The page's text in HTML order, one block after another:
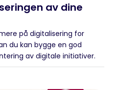
av dine
på digitalisering for
du kan bygge en god
av digitale initiativer.